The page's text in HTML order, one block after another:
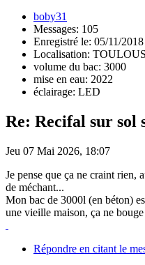
boby31
Messages: 105
Enregistré le: 05/11/2018
Localisation:
volume du bac: 3000
mise en eau: 2022
éclairage: LED
Re: Recifal sur sol
Jeu 07 Mai 2026, 18:07
Je pense que ça ne craint rien,
de méchant...
Mon bac de 3000l (en béton)
une vieille maison, ça ne
Répondre en citant le